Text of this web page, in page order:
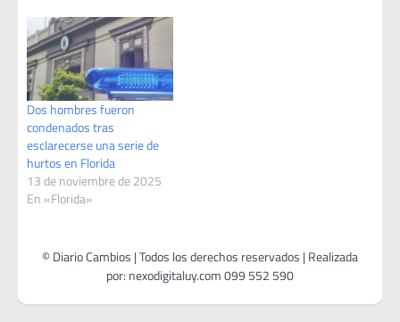
Dos hombres fueron
condenados tras
esclarecerse una serie de
hurtos en Florida
13 de noviembre de 2025
En «Florida»